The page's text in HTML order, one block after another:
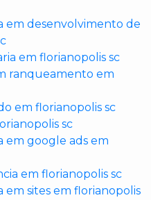
em desenvolvimento de
em florianopolis sc
ranqueamento em
em florianopolis sc
sc
em google ads em
em florianopolis sc
em sites em florianopolis